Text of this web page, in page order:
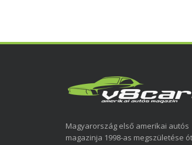
Magyarország első amerikai autós
magazinja 1998-as megszületése